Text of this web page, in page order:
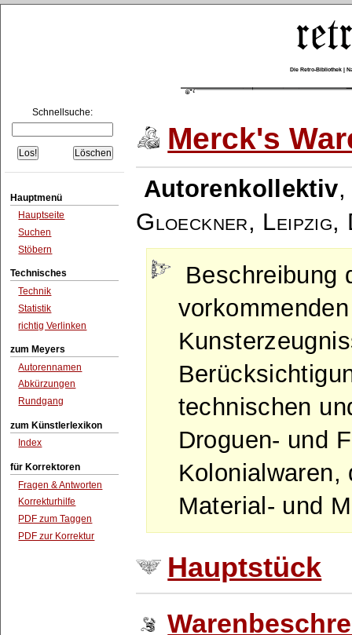
Die Retro-Bibliothek |
Schnellsuche:
Hauptmenü
Hauptseite
Suchen
Stöbern
Technisches
Technik
Statistik
richtig Verlinken
zum Meyers
Autorennamen
Abkürzungen
Rundgang
zum Künstlerlexikon
Index
für Korrektoren
Fragen & Antworten
Korrekturhilfe
PDF zum Taggen
PDF zur Korrektur
Merck's
Autorenkollektiv
Gloeckner, Leipzig,
Beschreibung
technischen
Droguen- und
Kolonialwaren,
Material- und
Hauptstück